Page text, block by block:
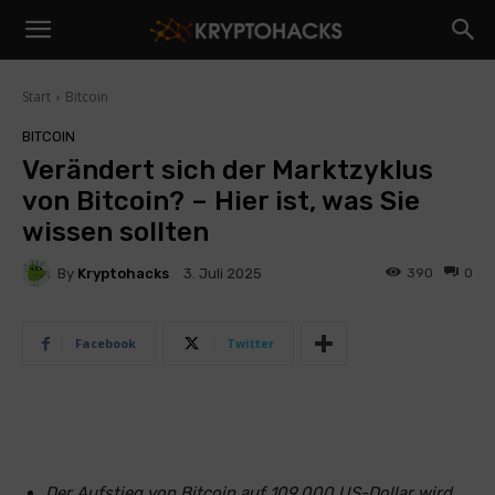
Start Bitcoin
BITCOIN
Verändert sich der Marktzyklus
von Bitcoin? – Hier ist, was Sie
wissen sollten
By Kryptohacks 3. Juli 2025 0
390
Facebook Twitter